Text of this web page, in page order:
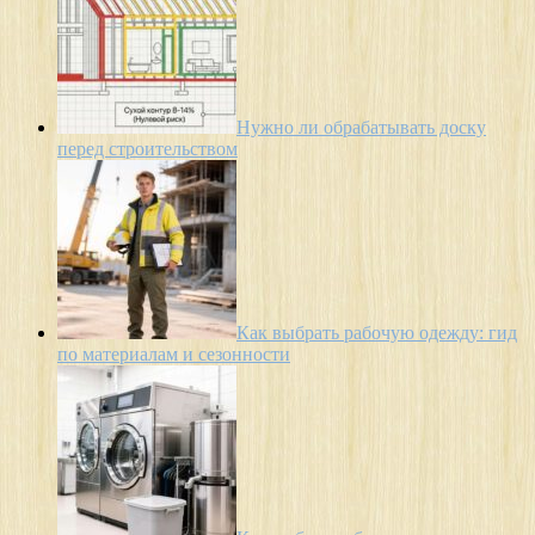
Нужно ли обрабатывать доску
перед строительством
Как выбрать рабочую одежду: гид
по материалам и сезонности